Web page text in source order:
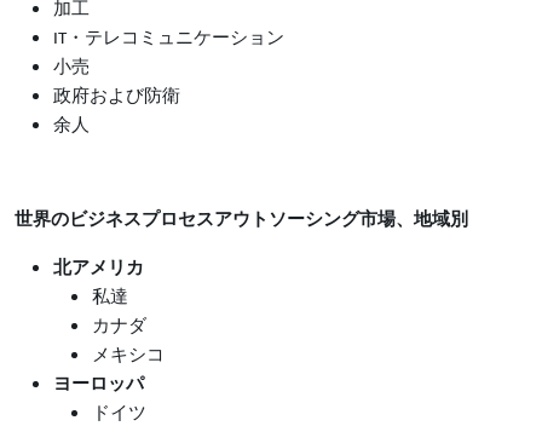
加工
IT・テレコミュニケーション
小売
政府および防衛
余人
世界のビジネスプロセスアウトソーシング市場、地域別
北アメリカ
私達
カナダ
メキシコ
ヨーロッパ
ドイツ